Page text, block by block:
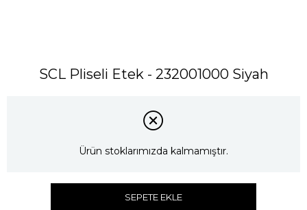
SCL Pliseli Etek - 232001000 Siyah
Ürün stoklarımızda kalmamıştır.
SEPETE EKLE